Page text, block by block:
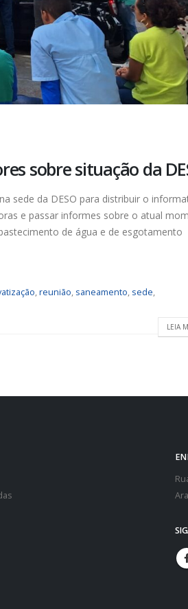
sobre situação da
sede da DESO para distribuir o
e passar informes sobre o atual
de água e de esgotamento
,reunião, saneamento, sede,
LEIA